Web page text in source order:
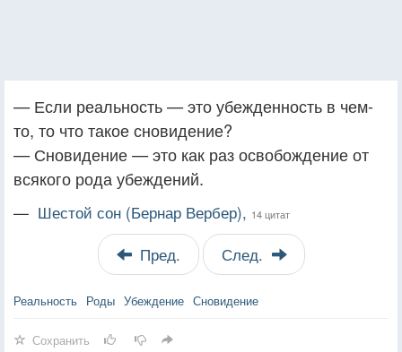
— Если реальность — это убежденность в чем-
то, то что такое сновидение?
— Сновидение — это как раз освобождение от
всякого рода убеждений.
— Шестой сон (Бернар Вербер), 14 цитат
Пред. След.
Реальность Роды Убеждение Сновидение
Сохранить